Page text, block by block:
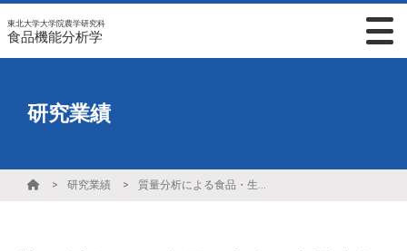
東北大学大学院農学研究科
食品機能分析学
研究業績
研究業績 質量分析による食品・生体の脂質酸化の評価と制御方法の構築